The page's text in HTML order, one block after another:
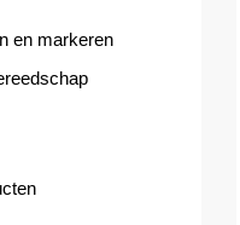
en markeren